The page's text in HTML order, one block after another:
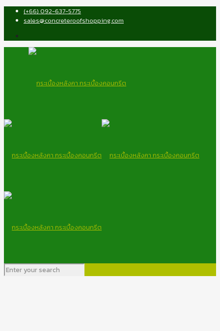
(+66) 092-637-5775
sales@concreteroofshopping.com